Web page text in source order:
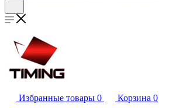
Избранные товары 0 Корзина 0